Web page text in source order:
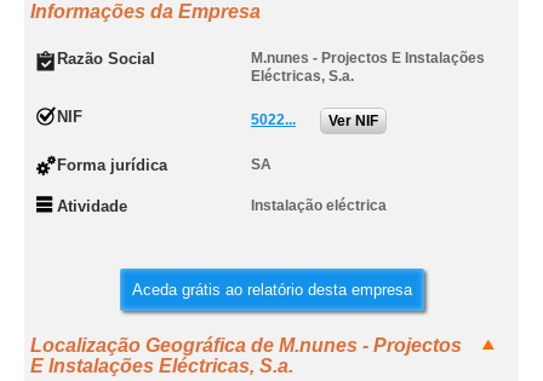
Informações da Empresa
Razão Social
M.nunes - Projectos E Instalações
Eléctricas, S.a.
NIF 5022... Ver NIF
Forma jurídica SA
Atividade Instalação eléctrica
Aceda grátis ao relatório desta empresa
Localização Geográfica de M.nunes - Projectos
E Instalações Eléctricas, S.a.